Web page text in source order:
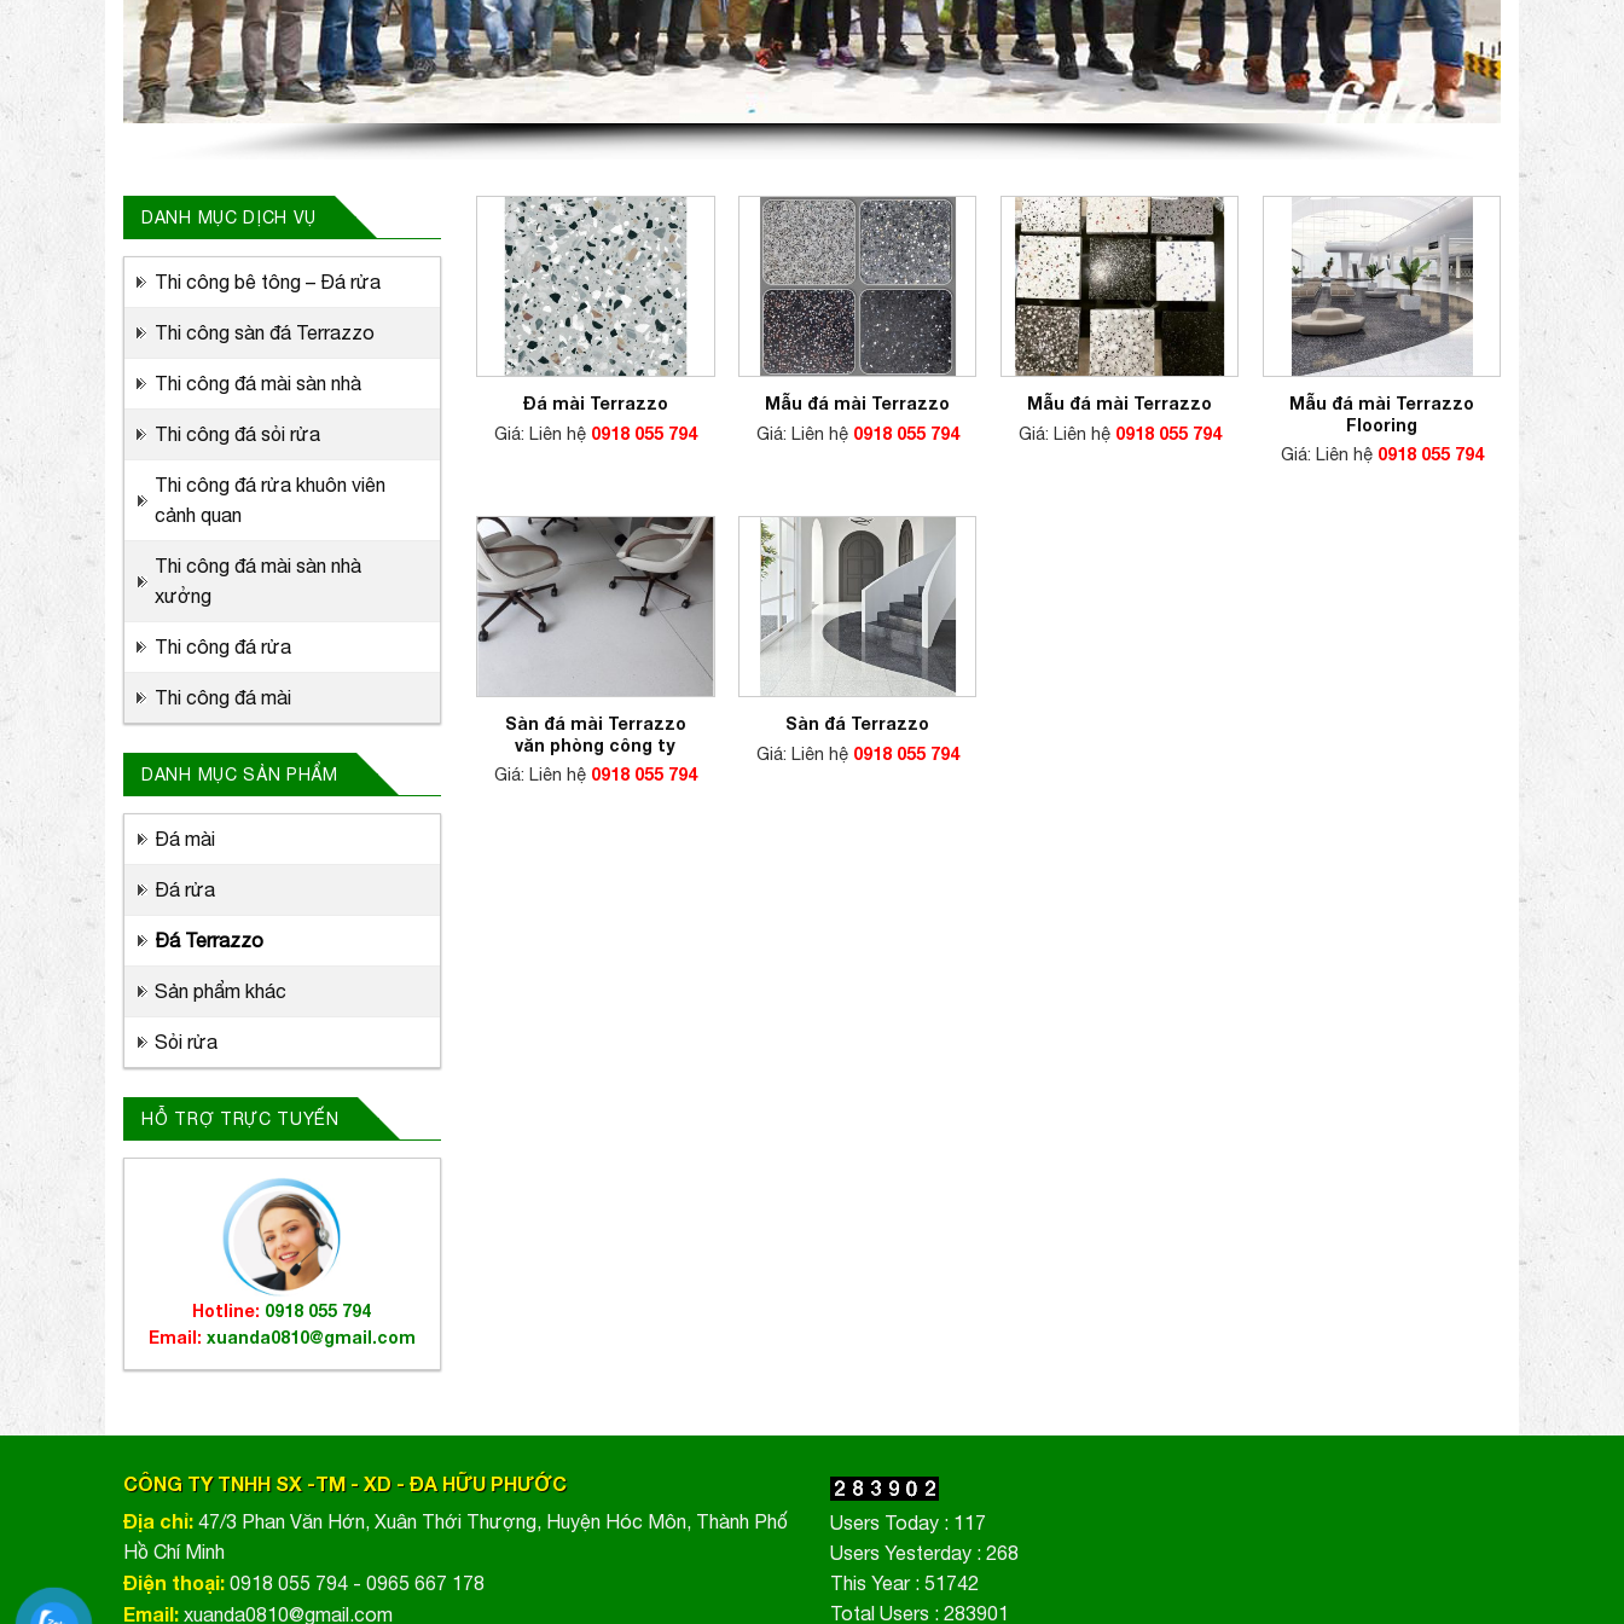
DANH MỤC DỊCH VỤ
Thi công bê tông – Đá rửa
Thi công sàn đá Terrazzo
Thi công đá mài sàn nhà
Thi công đá sỏi rửa
Thi công đá rửa khuôn viên
cảnh quan
Thi công đá mài sàn nhà
xưởng
Thi công đá rửa
Thi công đá mài
DANH MỤC SẢN PHẨM
Đá mài
Đá rửa
Đá Terrazzo
Sản phẩm khác
Sỏi rửa
HỖ TRỢ TRỰC TUYẾN
Hotline: 0918 055 794
Email: xuanda0810@gmail.com
Đá mài Terrazzo
Giá: Liên hệ 0918 055 794
Mẫu đá mài Terrazzo
Giá: Liên hệ 0918 055 794
Mẫu đá mài Terrazzo
Giá: Liên hệ 0918 055 794
Mẫu đá mài Terrazzo
Flooring
Giá: Liên hệ 0918 055 794
Sàn đá mài Terrazzo
văn phòng công ty
Giá: Liên hệ 0918 055 794
Sàn đá Terrazzo
Giá: Liên hệ 0918 055 794
CÔNG TY TNHH SX -TM - XD - ĐA HỮU PHƯỚC
Địa chỉ: 47/3 Phan Văn Hớn, Xuân Thới Thượng, Huyện Hóc Môn, Thành Phố
Hồ Chí Minh
Điện thoại: 0918 055 794 - 0965 667 178
Email: xuanda0810@gmail.com
Users Today : 117
Users Yesterday : 268
This Year : 51742
Total Users : 283901